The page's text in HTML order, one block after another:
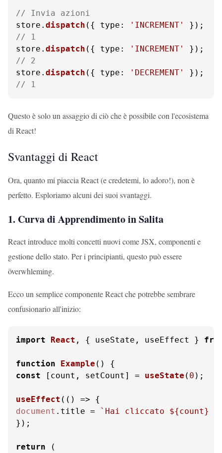
// Invia azioni
store. dispatch ({ type : 'INCREMENT'
// 1
store. dispatch ({ type : 'INCREMENT'
// 2
store. dispatch ({ type : 'DECREMENT'
// 1
Questo è solo un assaggio di ciò che è possibile con l'ecosistema
di React!
Svantaggi di React
Ora, quanto mi piaccia React (e credetemi, lo adoro!), non è
perfetto. Esploriamo alcuni dei suoi svantaggi.
1. Curva di Apprendimento in Salita
React introduce molti concetti nuovi come JSX, componenti e
gestione dello stato. Per i principianti, questo può essere
överwhleming.
Ecco un semplice componente React che potrebbe sembrare
confusionario all'inizio:
import React , { useState, useEffect }
function Example (
const [count, setCount] = useState ( 0 );
useEffect ( () =>
document . title = `Hai cliccato ${count}
});
return